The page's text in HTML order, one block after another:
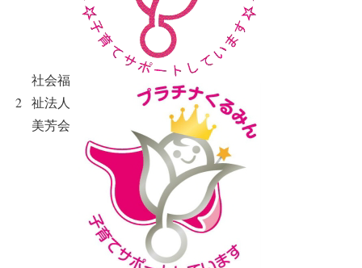
2
社会福
祉法人
美芳会